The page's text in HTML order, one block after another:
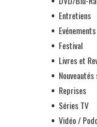
Entretiens
Evénements
Festival
Livres et
Reprises
Séries TV
Vidéo /